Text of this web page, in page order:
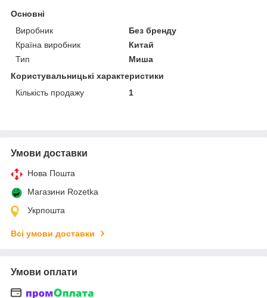
Основні
Виробник
Без бренду
Країна виробник
Китай
Тип
Миша
Користувальницькі характеристики
Кількість продажу
1
Умови доставки
Нова Пошта
Магазини Rozetka
Укрпошта
Всі умови доставки
Умови оплати